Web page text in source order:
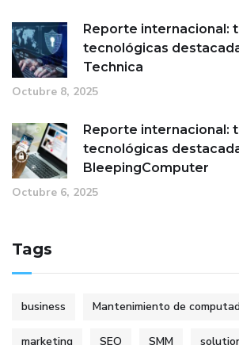
Reporte internacional:
tecnológicas
Technica
Octubre 8, 2025
Reporte internacional:
tecnológicas
BleepingComputer
Octubre 6, 2025
Tags
business Mantenimiento de
marketing SEO SMM